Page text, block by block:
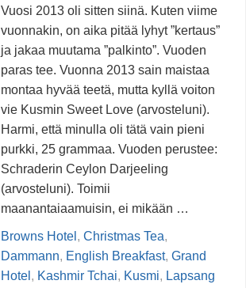
Vuosi 2013 oli sitten siinä. Kuten viime
vuonnakin, on aika pitää lyhyt ”kertaus”
ja jakaa muutama ”palkinto”. Vuoden
paras tee. Vuonna 2013 sain maistaa
montaa hyvää teetä, mutta kyllä voiton
vie Kusmin Sweet Love (arvosteluni).
Harmi, että minulla oli tätä vain pieni
purkki, 25 grammaa. Vuoden perustee:
Schraderin Ceylon Darjeeling
(arvosteluni). Toimii
maanantaiaamuisin, ei mikään …
Browns Hotel , Christmas Tea,
Dammann, English Breakfast, Grand
Hotel , Kashmir Tchai, Kusmi, Lapsang